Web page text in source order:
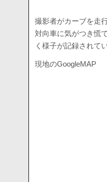
撮影者がカーブを走
対向車に気がつき慌
く様子が記録されて
現地のGoogleMAP